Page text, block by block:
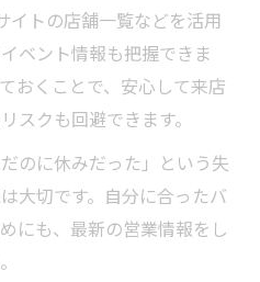
イトの店舗一覧などを活用
ベント情報も把握できま
おくことで、安心して来店
スクも回避できます。
のに休みだった」という失
大切です。自分に合ったバ
にも、最新の営業情報をし